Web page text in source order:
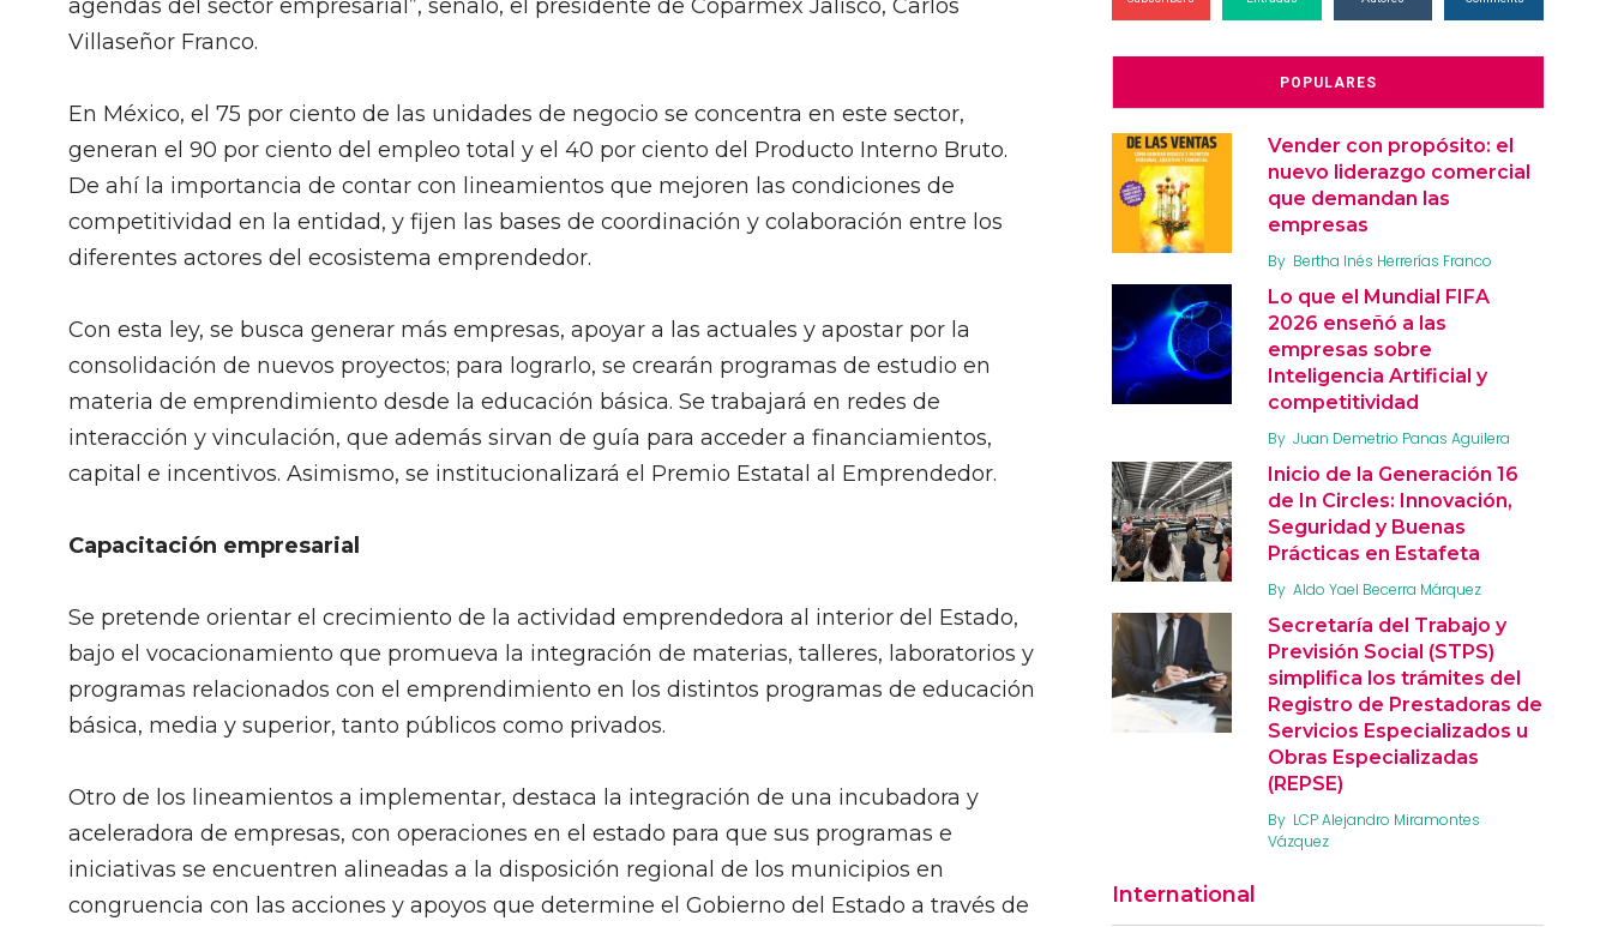
agendas del sector empresarial”, señaló, el presidente de Coparmex Jalisco, Carlos
Villaseñor Franco.
En México, el 75 por ciento de las unidades de negocio se concentra en este sector,
generan el 90 por ciento del empleo total y el 40 por ciento del Producto Interno Bruto.
De ahí la importancia de contar con lineamientos que mejoren las condiciones de
competitividad en la entidad, y fijen las bases de coordinación y colaboración entre los
diferentes actores del ecosistema emprendedor.
Con esta ley, se busca generar más empresas, apoyar a las actuales y apostar por la
consolidación de nuevos proyectos; para lograrlo, se crearán programas de estudio en
materia de emprendimiento desde la educación básica. Se trabajará en redes de
interacción y vinculación, que además sirvan de guía para acceder a financiamientos,
capital e incentivos. Asimismo, se institucionalizará el Premio Estatal al Emprendedor.
Capacitación empresarial
Se pretende orientar el crecimiento de la actividad emprendedora al interior del Estado,
bajo el vocacionamiento que promueva la integración de materias, talleres, laboratorios y
programas relacionados con el emprendimiento en los distintos programas de educación
básica, media y superior, tanto públicos como privados.
Otro de los lineamientos a implementar, destaca la integración de una incubadora y
aceleradora de empresas, con operaciones en el estado para que sus programas e
iniciativas se encuentren alineadas a la disposición regional de los municipios en
congruencia con las acciones y apoyos que determine el Gobierno del Estado a través de
POPULARES
Vender con propósito: el
nuevo liderazgo comercial
que demandan las
empresas
By Bertha Inés Herrerías Franco
Lo que el Mundial FIFA
2026 enseñó a las
empresas sobre
Inteligencia Artificial y
competitividad
By Juan Demetrio Panas Aguilera
Inicio de la Generación 16
de In Circles: Innovación,
Seguridad y Buenas
Prácticas en Estafeta
By Aldo Yael Becerra Márquez
Secretaría del Trabajo y
Previsión Social (STPS)
simplifica los trámites del
Registro de Prestadoras de
Servicios Especializados u
Obras Especializadas
(REPSE)
By LCP Alejandro Miramontes
Vázquez
International